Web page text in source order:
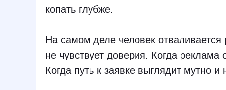
копать глубже.
На самом деле человек
не чувствует доверия. Когда реклама
Когда путь к заявке выглядит мутно и